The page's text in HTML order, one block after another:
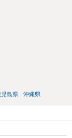
児島県 沖縄県